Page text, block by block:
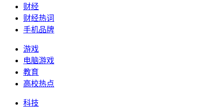
财经
财经热词
手机品牌
游戏
电脑游戏
教育
高校热点
科技